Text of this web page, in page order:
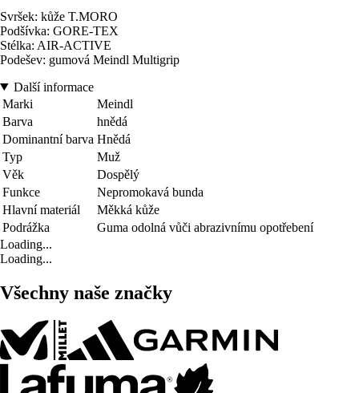
Svršek: kůže T.MORO
Podšívka: GORE-TEX
Stélka: AIR-ACTIVE
Podešev: gumová Meindl Multigrip
Další informace
Marki
Meindl
Barva
hnědá
Dominantní barva Hnědá
Typ
Muž
Věk
Dospělý
Funkce
Nepromokavá bunda
Hlavní materiál
Měkká kůže
Podrážka
Guma odolná vůči abrazivnímu opotřebení
Loading...
Loading...
Všechny naše značky